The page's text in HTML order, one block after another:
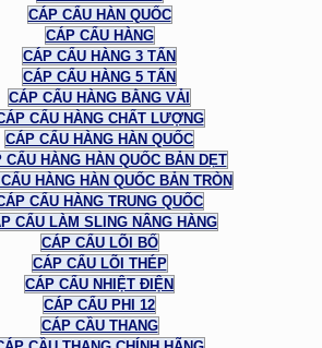
CÁP CẨU HÀN QUỐC
CÁP CẨU HÀNG
CÁP CẨU HÀNG 3 TẤN
CÁP CẨU HÀNG 5 TẤN
CÁP CẨU HÀNG BẰNG VẢI
CẨU HÀNG CHẤT LƯỢNG
CÁP CẨU HÀNG HÀN QUỐC
CẨU HÀNG HÀN QUỐC BẢN DẸT
HÀNG HÀN QUỐC BẢN TRÒN
CẨU HÀNG TRUNG QUỐC
CẨU LÀM SLING NÂNG HÀNG
CÁP CẨU LÕI BỐ
CÁP CẨU LÕI THÉP
CÁP CẨU NHIỆT ĐIỆN
CÁP CẨU PHI 12
CÁP CẦU THANG